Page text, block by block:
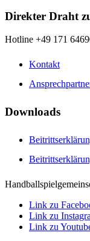
Direkter Draht
Hotline +49 171
Kontakt
Downloads
Link zu
Link zu
Link zu